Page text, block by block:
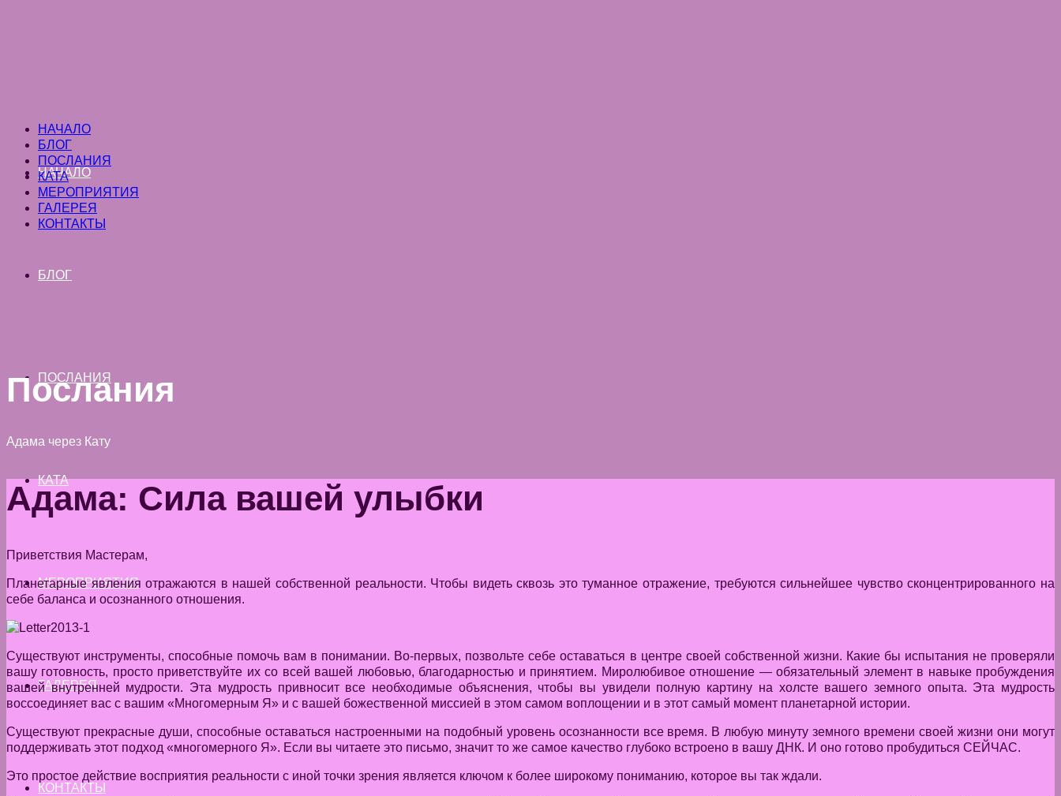
НАЧАЛО
БЛОГ
ПОСЛАНИЯ
КАТА
МЕРОПРИЯТИЯ
ГАЛЕРЕЯ
КОНТАКТЫ
НАЧАЛО
БЛОГ
ПОСЛАНИЯ
КАТА
МЕРОПРИЯТИЯ
ГАЛЕРЕЯ
КОНТАКТЫ
Послания
Адама через Кату
Адама: Сила вашей улыбки
Приветствия Мастерам,
Планетарные явления отражаются в нашей собственной реальности. Чтобы видеть сквозь это туманное отражение, требуются сильнейшее чувство сконцентрированного на
себе баланса и осознанного отношения.
Существуют инструменты, способные помочь вам в понимании. Во-первых, позвольте себе оставаться в центре своей собственной жизни. Какие бы испытания не проверяли
вашу готовность, просто приветствуйте их со всей вашей любовью, благодарностью и принятием. Миролюбивое отношение — обязательный элемент в навыке пробуждения
вашей внутренней мудрости. Эта мудрость привносит все необходимые объяснения, чтобы вы увидели полную картину на холсте вашего земного опыта. Эта мудрость
воссоединяет вас с вашим «Многомерным Я» и с вашей божественной миссией в этом самом воплощении и в этот самый момент планетарной истории.
Существуют прекрасные души, способные оставаться настроенными на подобный уровень осознанности все время. В любую минуту земного времени своей жизни они могут
поддерживать этот подход «многомерного Я». Если вы читаете это письмо, значит то же самое качество глубоко встроено в вашу ДНК. И оно готово пробудиться СЕЙЧАС.
Это простое действие восприятия реальности с иной точки зрения является ключом к более широкому пониманию, которое вы так ждали.